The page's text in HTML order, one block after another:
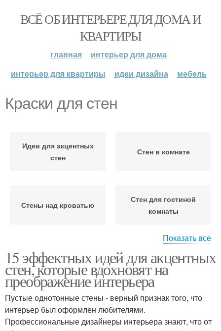
ВСЁ ОБ ИНТЕРЬЕРЕ ДЛЯ ДОМА И
КВАРТИРЫ
главная
интерьер для дома
интерьер для квартиры
идеи дизайна мебель
Краски для стен
Идеи для акцентных
стен
Стен в комнате
Стены над кроватью
Стен для гостиной
комнаты
Цвета для стен
пигментом
Краски под интерьер
Показать все
15 эффектных идей для акцентных
стен, которые вдохновят на
преображение интерьера
Пустые однотонные стены - верный признак того, что
интерьер был оформлен любителями.
Профессиональные дизайнеры интерьера знают, что от